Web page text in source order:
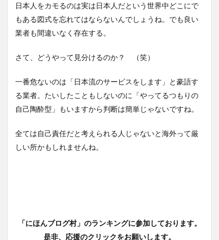
日本人をカモるのは実は日本人だという世界中どこにで
もある図式を忘れてはならないんでしょうね。でも良い
業者も間違いなく存在する。
さて、どうやって見分けるのか？ （笑）
一番危ないのは「日本流のサービスをします」と豪語す
る業者。たいしたこともしないのに「やってるつもりの
自己陶酔型」もいますから判断は簡単じゃないですね。
全ては自己責任だと考えられる人じゃないと海外って厳
しい所かもしれませんね。
「にほんブログ村」のランキングに参加しております。
是非、応援のクリックをお願いします。